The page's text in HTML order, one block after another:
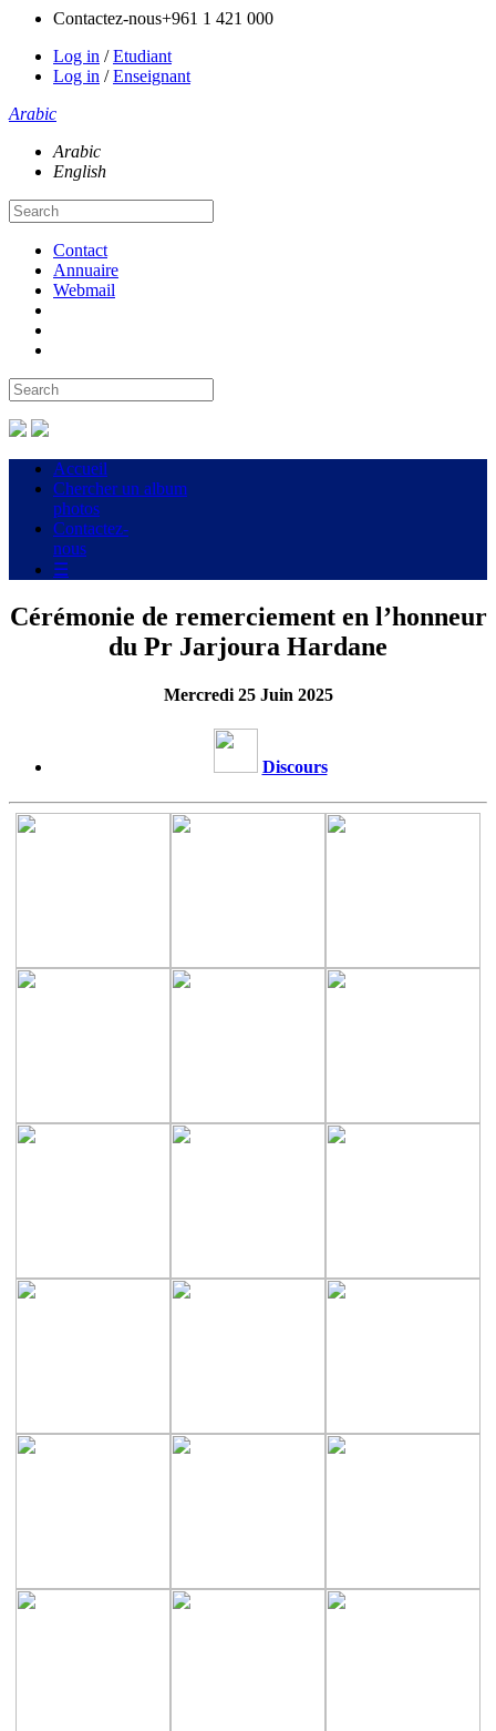
Contactez-nous+961 1 421 000
Log in /Etudiant
Log in /Enseignant
Arabic
Arabic
English
Contact
Annuaire
Webmail
Accueil
Chercher un album
photos
Contactez-
nous
☰
Cérémonie de remerciement en l’honneur
du Pr Jarjoura Hardane
Mercredi 25 Juin 2025
Discours